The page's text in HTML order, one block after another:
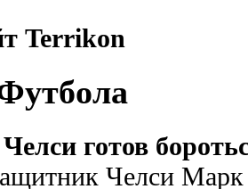
Terrikon
готов
Челси Марк